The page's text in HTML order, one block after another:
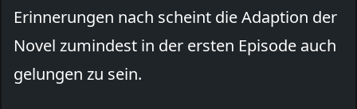
Erinnerungen nach scheint die Adaption der
Novel zumindest in der ersten Episode auch
gelungen zu sein.